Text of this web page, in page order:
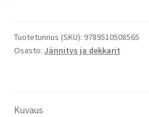
Tuotetunnus (SKU): 9789510508565
Osasto: Jännitys ja dekkarit
Kuvaus